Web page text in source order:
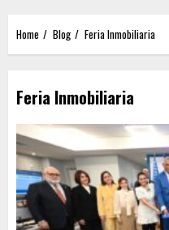
Home Blog Feria Inmobiliaria
Feria Inmobiliaria